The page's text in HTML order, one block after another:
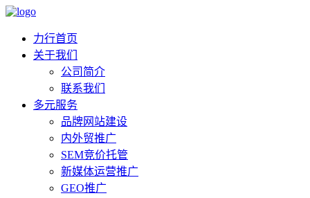
力行首页
关于我们
公司简介
联系我们
多元服务
品牌网站建设
内外贸推广
SEM竞价托管
新媒体运营推广
GEO推广